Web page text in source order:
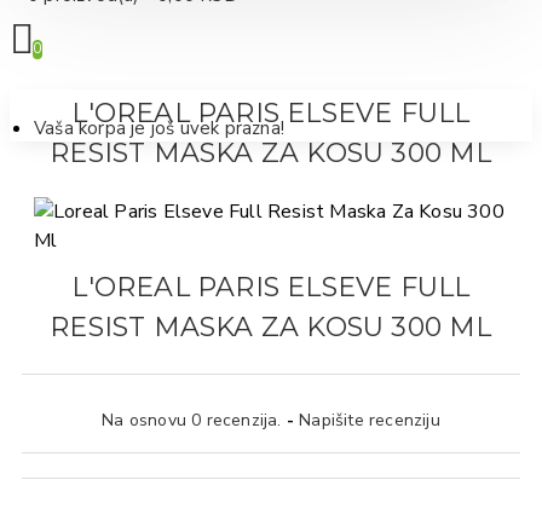
0
Vaša korpa je još uvek prazna!
L'OREAL PARIS ELSEVE FULL
RESIST MASKA ZA KOSU 300 ML
L'OREAL PARIS ELSEVE FULL
RESIST MASKA ZA KOSU 300 ML
Na osnovu 0 recenzija. - Napišite recenziju